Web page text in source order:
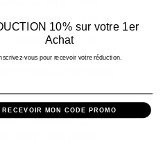
de leggings colorés,
t-shirts large et des
ce vêtement
robe de nombreux
des styles deleggings
illustre leur portée
10% sur votre 1er
Achat
vous pour recevoir votre réduction.
RECEVOIR MON CODE PROMO